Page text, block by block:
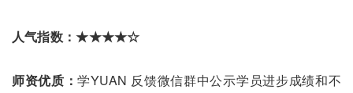
人气指数：★★★★☆
师资优质：学YUAN 反馈微信群中公示学员进步成绩和不